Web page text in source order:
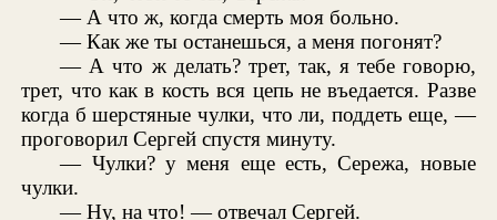
— А что ж, когда смерть моя больно.
— Как же ты останешься, а меня погонят?
— А что ж делать? трет, так, я тебе говорю,
трет, что как в кость вся цепь не въедается. Разве
когда б шерстяные чулки, что ли, поддеть еще, —
проговорил Сергей спустя минуту.
— Чулки? у меня еще есть, Сережа, новые
чулки.
— Ну, на что! — отвечал Сергей.